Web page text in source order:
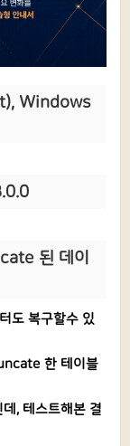
Windows
된 데이
도 복구할수 있
한 테이블
, 테스트해본 결